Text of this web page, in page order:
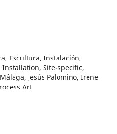
Escultura, Instalación,
Site-specific,
Jesús Palomino, Irene
Art